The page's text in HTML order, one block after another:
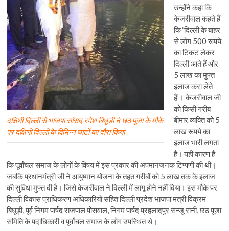
दक्षिणी दिल्ली से भाजपा सांसद रमेश बिधूड़ी ने छठ पूजा के मौके
पर दक्षिणी दिल्ली के विभिन्न घाटों का दौरा किया
उन्होंने कहा कि
केजरीवाल कहते हैं
कि ‘दिल्ली के बाहर
से लोग 500 रूपये
का टिकट लेकर
दिल्ली आते हैं और
5 लाख का मुफ्त
इलाज करा लेते
हैं’। केजरीवाल जी
को किसी गरीब
बीमार व्यक्ति को 5
लाख रूपये का
इलाज भारी लगता
है। यही कारण है
कि पूर्वांचल समाज के लोगों के विषय में इस प्रकार की अपमानजनक टिप्पणी की थी।
जबकि प्रधानमंत्री जी ने आयुष्मान योजना के तहत गरीबों को 5 लाख तक के इलाज
की सुविधा मुफ्त दी है। जिसे केजरीवाल ने दिल्ली में लागू होने नहीं दिया। इस मौके पर
दिल्ली विकास प्राधिकरण अधिकारियों सहित दिल्ली प्रदेश भाजपा मंत्री विक्रम
बिधूड़ी, पूर्व निगम पार्षद राजपाल पोसवाल, निगम पार्षद प्रहलादपुर सन्जू रानी, छठ पूजा
समिति के पदाधिकारी व पूर्वांचल समाज के लोग उपस्थित थे।